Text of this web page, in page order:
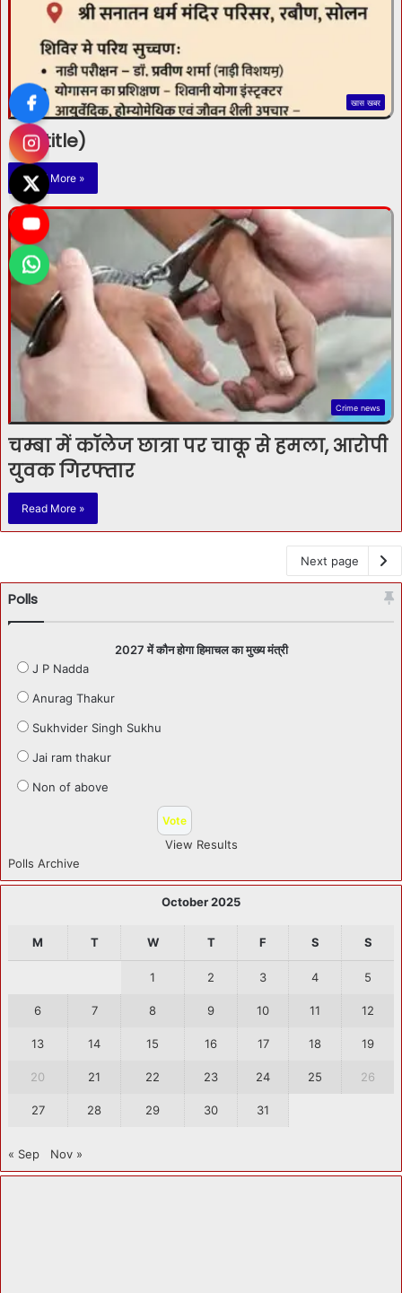
खास खबर
(no title)
Read More »
Crime news
चम्बा में कॉलेज छात्रा पर चाकू से हमला, आरोपी
युवक गिरफ्तार
Read More »
Next page
Polls
2027 में कौन होगा हिमाचल का मुख्य मंत्री
J P Nadda
Anurag Thakur
Sukhvider Singh Sukhu
Jai ram thakur
Non of above
View Results
Polls Archive
October 2025
M T W T F S S
1 2 3 4 5
6 7 8 9 10 11 12
13 14 15 16 17 18 19
20 21 22 23 24 25 26
27 28 29 30 31
« Sep Nov »